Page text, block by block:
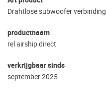
Drahtlose subwoofer verbinding
productnaam
rel airship direct
verkrijgbaar sinds
september 2025